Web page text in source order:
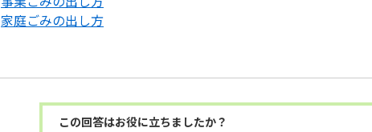
家庭ごみの出し方
この回答はお役に立ちましたか？